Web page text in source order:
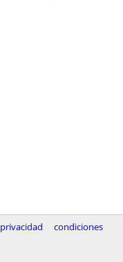
privacidad
condiciones